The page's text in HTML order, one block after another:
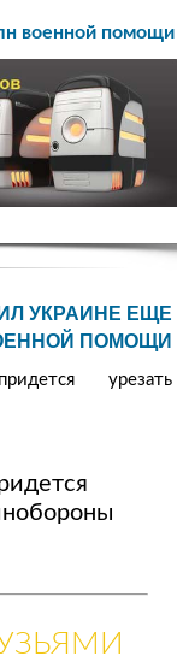
военной помощи
УКРАИНЕ ЕЩЕ
ПОМОЩИ
урезать